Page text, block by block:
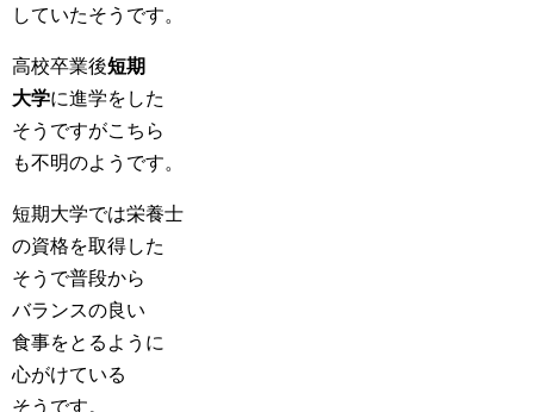
していたそうです。
高校卒業後短期
大学に進学をした
そうですがこちら
も不明のようです。
短期大学では栄養士
の資格を取得した
そうで普段から
バランスの良い
食事をとるように
心がけている
そうです。